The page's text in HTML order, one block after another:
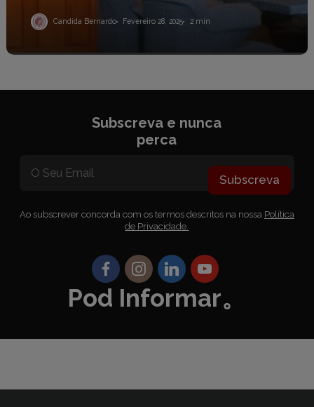
Candida Bernardo Fevereiro 28, 2025 2 min
Subscreva e nunca
perca
Subscreva
Ao subscrever concorda com os termos descritos na nossa Política
de Privacidade.
Pod Informar。